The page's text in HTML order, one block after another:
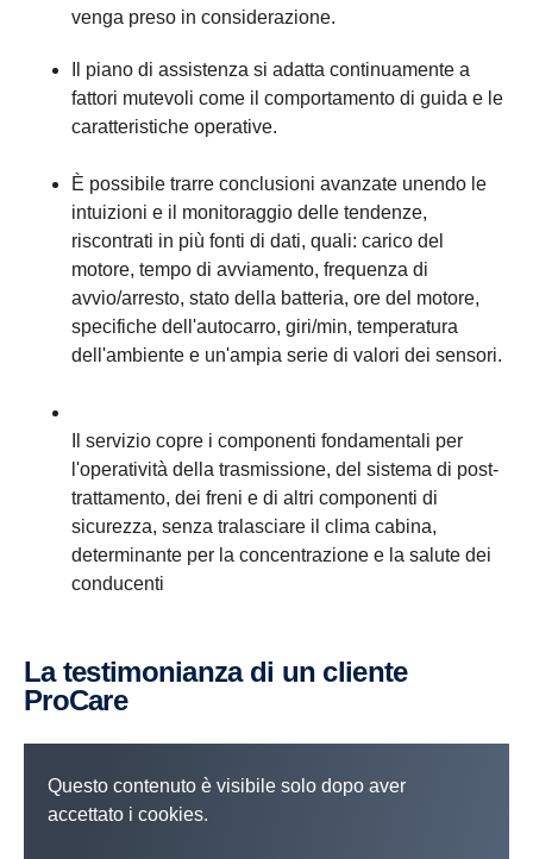
venga preso in considerazione.
Il piano di assistenza si adatta continuamente a
fattori mutevoli come il comportamento di guida e le
caratteristiche operative.
È possibile trarre conclusioni avanzate unendo le
intuizioni e il monitoraggio delle tendenze,
riscontrati in più fonti di dati, quali: carico del
motore, tempo di avviamento, frequenza di
avvio/arresto, stato della batteria, ore del motore,
specifiche dell'autocarro, giri/min, temperatura
dell'ambiente e un'ampia serie di valori dei sensori.
Il servizio copre i componenti fondamentali per
l'operatività della trasmissione, del sistema di post-
trattamento, dei freni e di altri componenti di
sicurezza, senza tralasciare il clima cabina,
determinante per la concentrazione e la salute dei
conducenti
La testimonianza di un cliente
ProCare
Questo contenuto è visibile solo dopo aver
accettato i cookies.